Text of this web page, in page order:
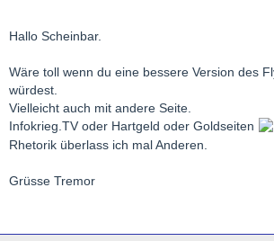
Hallo Scheinbar.
Wäre toll wenn du eine bessere Version des
würdest.
Vielleicht auch mit andere Seite.
Infokrieg.TV oder Hartgeld oder Goldseiten
Rhetorik überlass ich mal Anderen.
Grüsse Tremor